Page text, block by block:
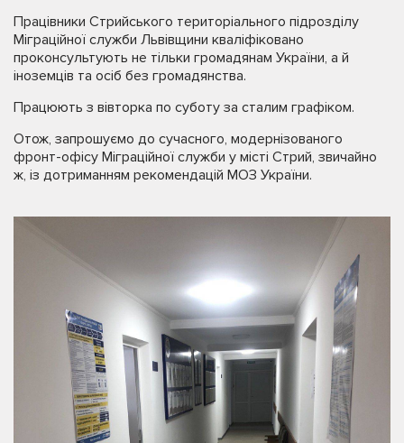
Працівники Стрийського територіального підрозділу
Міграційної служби Львівщини кваліфіковано
проконсультують не тільки громадянам України, а й
іноземців та осіб без громадянства.
Працюють з вівторка по суботу за сталим графіком.
Отож, запрошуємо до сучасного, модернізованого
фронт-офісу Міграційної служби у місті Стрий, звичайно
ж, із дотриманням рекомендацій МОЗ України.